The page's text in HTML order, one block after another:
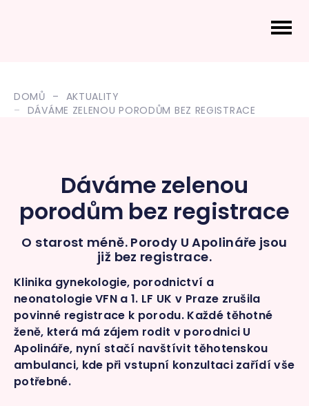
DOMŮ
AKTUALITY
DÁVÁME ZELENOU PORODŮM BEZ REGISTRACE
Dáváme zelenou
porodům bez registrace
O starost méně. Porody U Apolináře jsou
již bez registrace.
Klinika gynekologie, porodnictví a
neonatologie VFN a 1. LF UK v Praze zrušila
povinné registrace k porodu. Každé těhotné
ženě, která má zájem rodit v porodnici U
Apolináře, nyní stačí navštívit těhotenskou
ambulanci, kde při vstupní konzultaci zařídí vše
potřebné.